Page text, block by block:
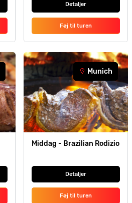
Detaljer
Føj til turen
Munich
Middag - Brazilian Rodizio
Detaljer
Føj til turen